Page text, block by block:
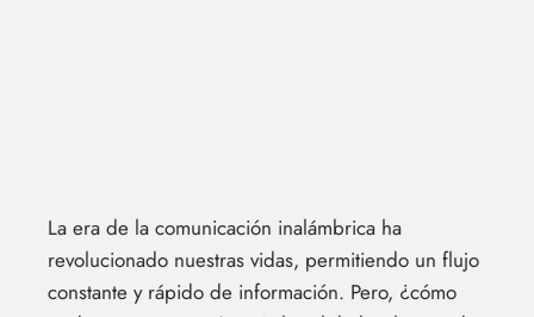
La era de la comunicación inalámbrica ha
revolucionado nuestras vidas, permitiendo un flujo
constante y rápido de información. Pero, ¿cómo